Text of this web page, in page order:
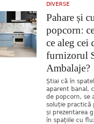
DIVERSE
Pahare și
popcorn:
ce aleg cei
furnizorul
Ambalaje?
Știai că în
aparent banal,
de popcorn, se
soluție practică
și prezentarea
în spațiile cu